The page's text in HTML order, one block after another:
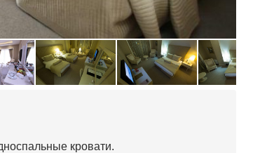
кровати.